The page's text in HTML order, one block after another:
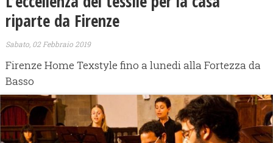
riparte da Firenze
Sabato, 02 Febbraio 2019
Firenze Home Texstyle fino a lunedi alla Fortezza da
Basso